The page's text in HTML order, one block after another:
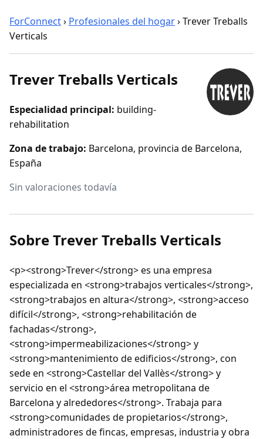
ForConnect› Profesionales del hogar›Trever Treballs
Verticals
Trever Treballs Verticals
Especialidad principal: building-
rehabilitation
Zona de trabajo: Barcelona, provincia de Barcelona,
España
Sin valoraciones todavía
Sobre Trever Treballs Verticals
<p><strong>Trever</strong> es una empresa
especializada en <strong>trabajos verticales</strong>,
<strong>trabajos en altura</strong>, <strong>acceso
difícil</strong>, <strong>rehabilitación de
fachadas</strong>,
<strong>impermeabilizaciones</strong> y
<strong>mantenimiento de edificios</strong>, con
sede en <strong>Castellar del Vallès</strong> y
servicio en el <strong>área metropolitana de
Barcelona y alrededores</strong>. Trabaja para
<strong>comunidades de propietarios</strong>,
administradores de fincas, empresas, industria y obra